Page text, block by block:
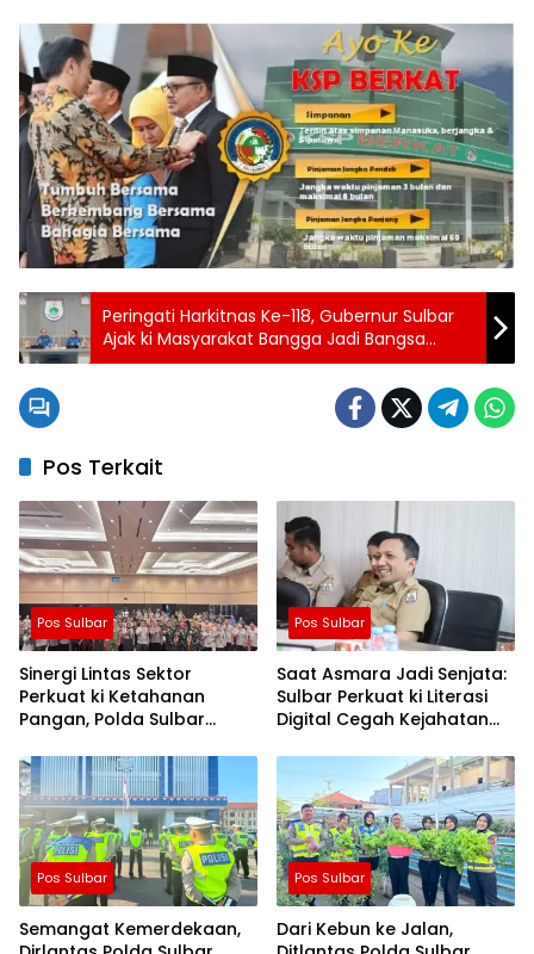
Peringati Harkitnas Ke-118, Gubernur Sulbar
Ajak ki Masyarakat Bangga Jadi Bangsa
Indonesia
Pos Terkait
Pos Sulbar
Sinergi Lintas Sektor
Perkuat ki Ketahanan
Pangan, Polda Sulbar
Sawah dan Mitigasi
Kekeringan
Pos Sulbar
Saat Asmara Jadi Senjata:
Sulbar Perkuat ki Literasi
Digital Cegah Kejahatan
Pos Sulbar
Semangat Kemerdekaan,
Pos Sulbar
Dari Kebun ke Jalan,